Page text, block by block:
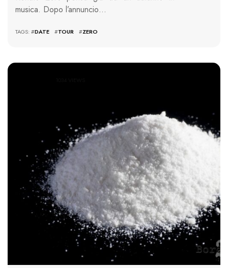
musica. Dopo l’annuncio…
TAGS: #DATE #TOUR #ZERO